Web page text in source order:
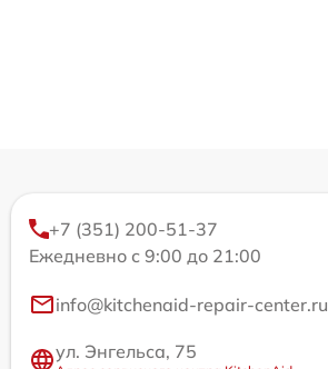
+7 (351) 200-51-37
Ежедневно с 9:00 до 21:00
info@kitchenaid-repair-center.ru
ул. Энгельса, 75